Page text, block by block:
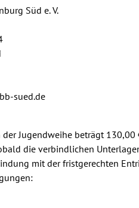
Süd e. V.
sued.de
der Jugendweihe beträgt
die verbindlichen
mit der fristgerechten